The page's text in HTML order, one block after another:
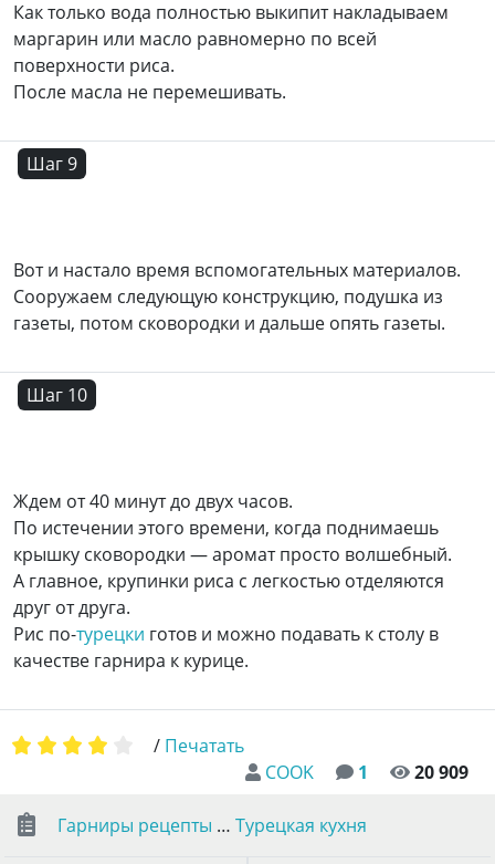
Как только вода полностью выкипит накладываем
маргарин или масло равномерно по всей
поверхности риса.
После масла не перемешивать.
Шаг 9
Вот и настало время вспомогательных материалов.
Сооружаем следующую конструкцию, подушка из
газеты, потом сковородки и дальше опять газеты.
Шаг 10
Ждем от 40 минут до двух часов.
По истечении этого времени, когда поднимаешь
крышку сковородки — аромат просто волшебный.
А главное, крупинки риса с легкостью отделяются
друг от друга.
Рис по-турецки готов и можно подавать к столу в
качестве гарнира к курице.
COOK 1 20 909
/ Печатать
Гарниры рецепты … Турецкая кухня